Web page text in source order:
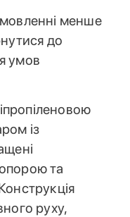
менше
до
умов
із
та
руху,